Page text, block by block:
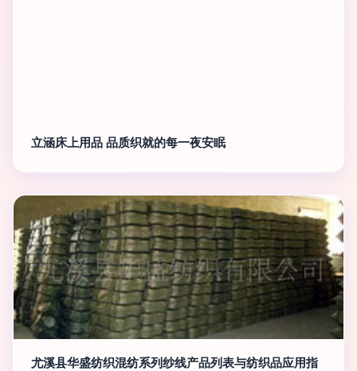
立涵床上用品 品质织就的每一夜安眠
尤溪县华盛纺织混纺系列纱线产品列表与纺织品应用指